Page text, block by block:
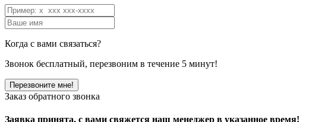
Когда с вами связаться?
Звонок бесплатный, перезвоним в течение 5 минут!
Заказ обратного звонка
Заявка принята, с вами свяжется наш менеджер в указанное время!